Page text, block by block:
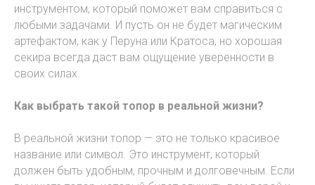
инструментом, который поможет вам справиться с
любыми задачами. И пусть он не будет магическим
артефактом, как у Перуна или Кратоса, но хорошая
секира всегда даст вам ощущение уверенности в
своих силах.
Как выбрать такой топор в реальной жизни?
В реальной жизни топор — это не только красивое
название или символ. Это инструмент, который
должен быть удобным, прочным и долговечным. Если